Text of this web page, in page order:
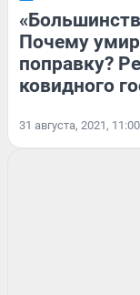
Почему
поправку?
ковидного
31 августа, 2021, 11:00